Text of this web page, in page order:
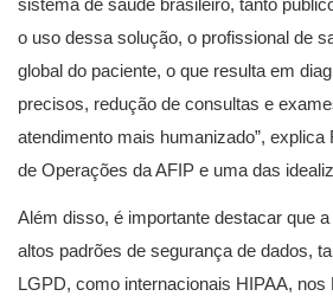
o uso dessa solução, o profissional de
global do paciente, o que resulta em
precisos, redução de consultas e
atendimento mais humanizado”, explica
de Operações da AFIP e uma das
Além disso, é importante destacar que
altos padrões de segurança de dados,
LGPD, como internacionais HIPAA,